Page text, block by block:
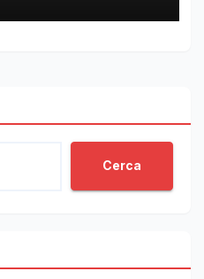
Cerca